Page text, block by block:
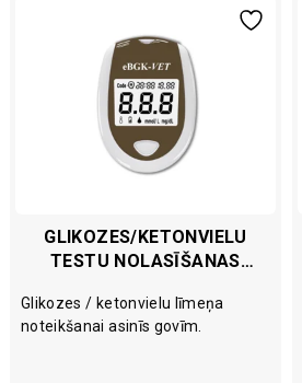
GLIKOZES/KETONVIELU
TESTU NOLASĪŠANAS
Glikozes / ketonvielu līmeņa
noteikšanai asinīs govīm.